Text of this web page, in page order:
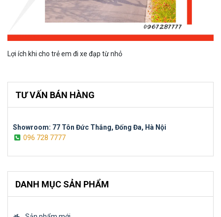
Lợi ích khi cho trẻ em đi xe đạp từ nhỏ
TƯ VẤN BÁN HÀNG
Showroom: 77 Tôn Đức Thắng, Đống Đa, Hà Nội
096 728 7777
DANH MỤC SẢN PHẨM